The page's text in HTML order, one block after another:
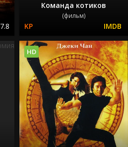
7.8
Команда котиков
(фильм)
HD